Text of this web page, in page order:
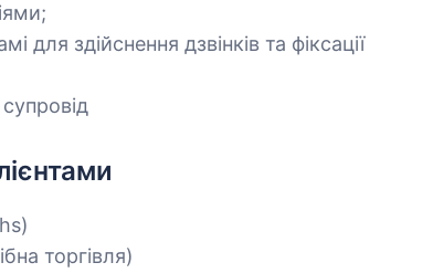
для здійснення дзвінків та фіксації
торгівля)